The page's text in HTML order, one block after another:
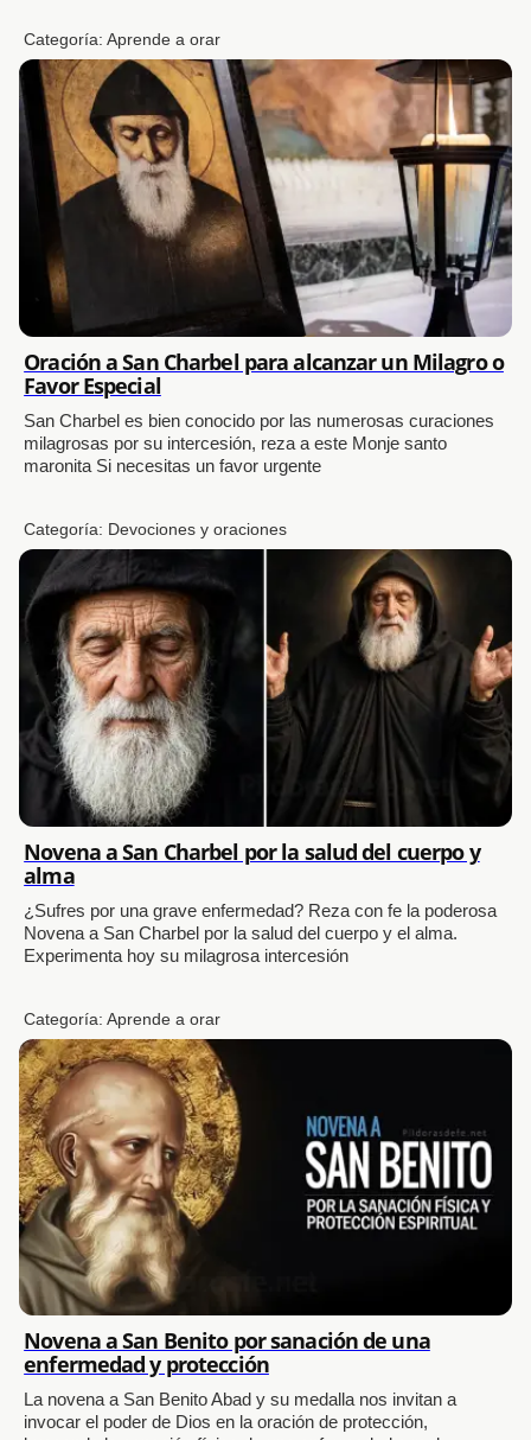
Categoría:Aprende a orar
Oración a San Charbel para alcanzar un Milagro o
Favor Especial
San Charbel es bien conocido por las numerosas curaciones
milagrosas por su intercesión, reza a este Monje santo
maronita Si necesitas un favor urgente
Categoría: Devociones y oraciones
Novena a San Charbel por la salud del cuerpo y
alma
¿Sufres por una grave enfermedad? Reza con fe la poderosa
Novena a San Charbel por la salud del cuerpo y el alma.
Experimenta hoy su milagrosa intercesión
Categoría:Aprende a orar
Novena a San Benito por sanación de una
enfermedad y protección
La novena a San Benito Abad y su medalla nos invitan a
invocar el poder de Dios en la oración de protección,